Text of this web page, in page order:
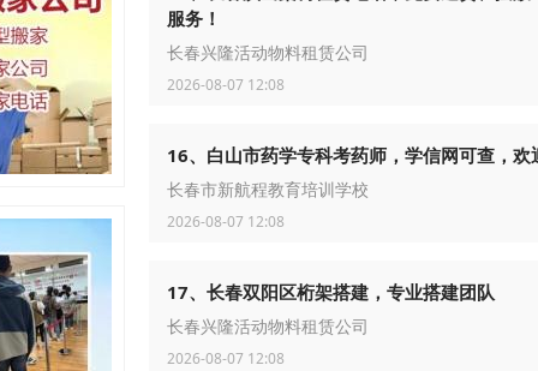
服务！
长春兴隆活动物料租赁公司
2026-08-07 12:08
16、白山市药学专科考药师，学信网可查，欢
长春市新航程教育培训学校
2026-08-07 12:08
17、长春双阳区桁架搭建，专业搭建团队
长春兴隆活动物料租赁公司
2026-08-07 12:08